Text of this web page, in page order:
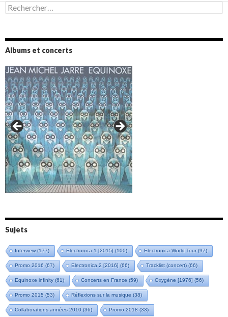
Rechercher :
Albums et concerts
Amazônia (2021)
Oxymore (2022)
Versailles 400 (2024)
Live in Bratislava (2025)
Sujets
Interview(177) Electronica 1 [2015] (100) Electronica World Tour(97)
Promo 2016 (67) Electronica 2 [2016] (66) Tracklist (concert) (66)
Equinoxe infinity(61) Concerts en France (59) Oxygène [1976] (56)
Promo 2015 (53) Réflexions sur la musique (38)
Collaborations années 2010 (36) Promo 2018 (33)